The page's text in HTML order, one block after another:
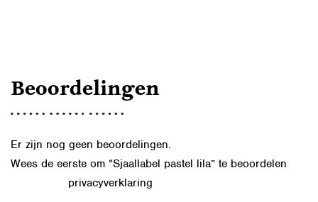
Beoordelingen
Er zijn nog geen beoordelingen.
Wees de eerste om “Sjaallabel pastel lila” te beoordelen
privacyverklaring